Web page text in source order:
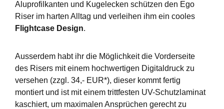
Aluprofilkanten und Kugelecken schützen den Ego
Riser im harten Alltag und verleihen ihm ein cooles
Flightcase Design.
Ausserdem habt ihr die Möglichkeit die Vorderseite
des Risers mit einem hochwertigen Digitaldruck zu
versehen (zzgl. 34,- EUR*), dieser kommt fertig
montiert und ist mit einem trittfesten UV-Schutzlaminat
kaschiert, um maximalen Ansprüchen gerecht zu